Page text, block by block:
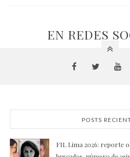
EN REDES
POSTS
FIL Lima 2026: reporte